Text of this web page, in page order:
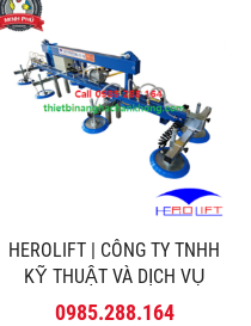
HEROLIFT | CÔNG TY TNHH
KỸ THUẬT VÀ DỊCH VỤ
MINH PHÚ
0985.288.164